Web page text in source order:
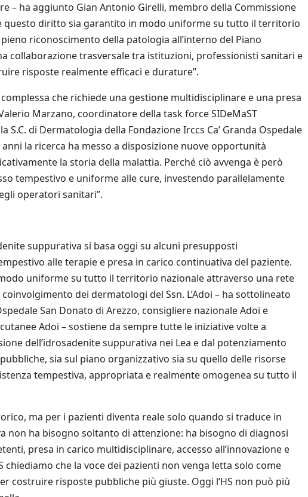
– ha aggiunto Gian Antonio Girelli, membro della Commissione
questo diritto sia garantito in modo uniforme su tutto il territorio
riconoscimento della patologia all’interno del Piano
collaborazione trasversale tra istituzioni, professionisti sanitari e
risposte realmente efficaci e durature”.
che richiede una gestione multidisciplinare e una presa
Marzano, coordinatore della task force SIDeMaST
di Dermatologia della Fondazione Irccs Ca’ Granda Ospedale
la ricerca ha messo a disposizione nuove opportunità
la storia della malattia. Perché ciò avvenga è però
tempestivo e uniforme alle cure, investendo parallelamente
operatori sanitari”.
suppurativa si basa oggi su alcuni presupposti
alle terapie e presa in carico continuativa del paziente.
uniforme su tutto il territorio nazionale attraverso una rete
dei dermatologi del Ssn. L’Adoi – ha sottolineato
San Donato di Arezzo, consigliere nazionale Adoi e
Adoi – sostiene da sempre tutte le iniziative volte a
dell’idrosadenite suppurativa nei Lea e dal potenziamento
sia sul piano organizzativo sia su quello delle risorse
tempestiva, appropriata e realmente omogenea su tutto il
ma per i pazienti diventa reale solo quando si traduce in
non ha bisogno soltanto di attenzione: ha bisogno di diagnosi
presa in carico multidisciplinare, accesso all’innovazione e
chiediamo che la voce dei pazienti non venga letta solo come
costruire risposte pubbliche più giuste. Oggi l’HS non può più